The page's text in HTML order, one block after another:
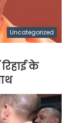
Uncategorized
के